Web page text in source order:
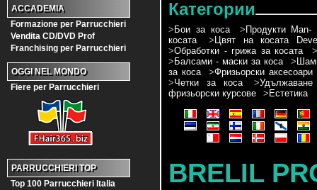
ACCADEMIA
Formazione per Parrucchieri
Vendita CD/DVD Prof
Franchising per Parrucchieri
OGGI NEL MONDO
Fiere per Parrucchieri
PARRUCCHIERI TOP
Top 100 Parrucchieri Italia
Категории
> Бои за коса > Продукти Man-
косата
> Цвят на косата
>Обработки - грижа за косата
> Балсами - маски за коса >
за коса
>Фризьорски аксесоари
>Четки за коса >
фризьорски курсове
> Естетика
BRELIL